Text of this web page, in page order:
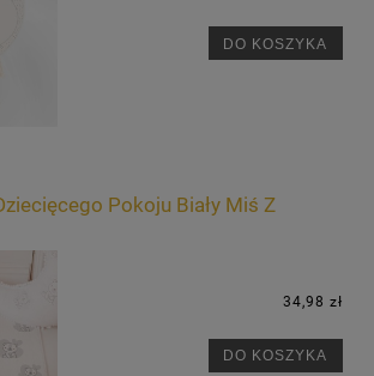
DO KOSZYKA
Pokoju Biały Miś Z
34,98 zł
DO KOSZYKA